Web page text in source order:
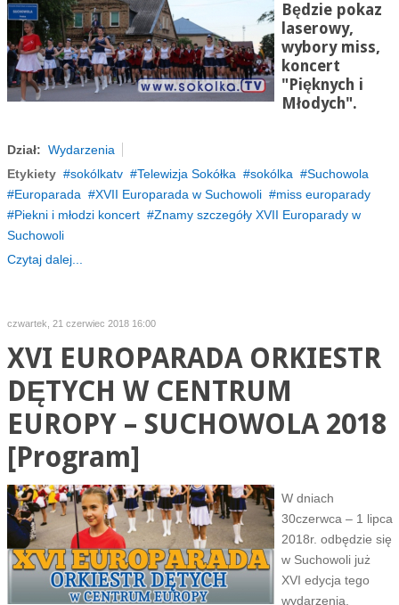
Będzie pokaz
laserowy,
wybory miss,
koncert
"Pięknych i
Młodych".
Dział: Wydarzenia
Etykiety
sokólkatv Telewizja Sokółka sokólka
Suchowola
Europarada
XVII Europarada w Suchowoli
miss europarady
Piekni i młodzi koncert
Znamy szczegóły XVII Europarady w
Suchowoli
Czytaj dalej...
czwartek, 21 czerwiec 2018 16:00
XVI EUROPARADA ORKIESTR
DĘTYCH W CENTRUM
EUROPY – SUCHOWOLA 2018
[Program]
W dniach
30czerwca – 1 lipca
2018r. odbędzie się
w Suchowoli już
XVI edycja tego
wydarzenia.